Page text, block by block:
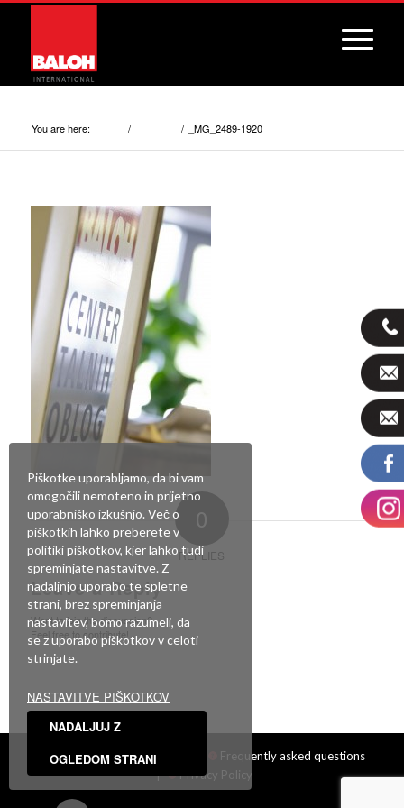
You are here: / / _MG_2489-1920
0
REPLIES
Leave a Reply
Want to join the discussion?
Feel free to contribute!
You must be
Facebook | Showroom
Frequently asked questions
|
Privacy Policy
Piškotke uporabljamo, da bi vam
omogočili nemoteno in prijetno
uporabniško izkušnjo. Več o
piškotkih lahko preberete v
politiki piškotkov, kjer lahko tudi
spreminjate nastavitve. Z
nadaljnjo uporabo te spletne
strani, brez spreminjanja
nastavitev, bomo razumeli, da
se z uporabo piškotkov v celoti
strinjate.
NASTAVITVE PIŠKOTKOV
NADALJUJ Z
OGLEDOM STRANI